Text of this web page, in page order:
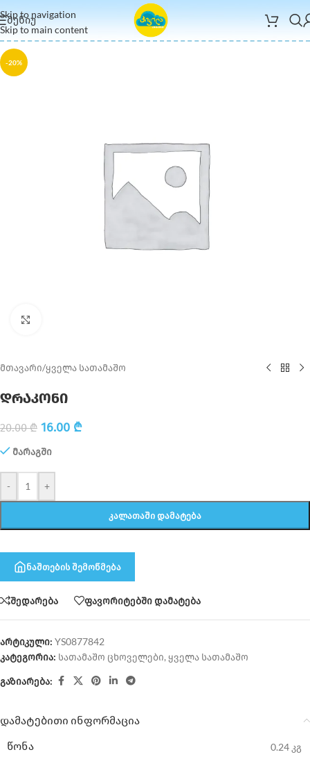
Skip to navigation
Skip to main content
ᲛᲔᲜᲘᲣ
-20%
მთავარი/ყველა სათამაშო
დრაკონი
20.00₾ 16.00 ₾
მარაგში
- +
ᲙᲐᲚᲐᲗᲐᲨᲘ ᲓᲐᲛᲐᲢᲔᲑᲐ
ნაშთების შემოწმება
შედარება ფავორიტებში დამატება
არტიკული: YS0877842
კატეგორია: სათამაშო ცხოველები, ყველა სათამაშო
გაზიარება:
დამატებითი ინფორმაცია
ᲬᲝᲜᲐ
0.24 კგ